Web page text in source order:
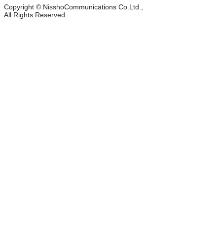
Copyright © NisshoCommunications Co.Ltd.,
All Rights Reserved.